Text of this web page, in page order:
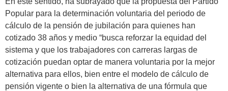
Popular para la determinación voluntaria del periodo de
cálculo de la pensión de jubilación para quienes han
cotizado 38 años y medio “busca reforzar la equidad del
sistema y que los trabajadores con carreras largas de
cotización puedan optar de manera voluntaria por la mejor
alternativa para ellos, bien entre el modelo de cálculo de
pensión vigente o bien la alternativa de una fórmula que